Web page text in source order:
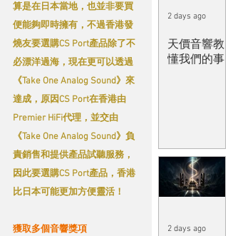
算是在日本當地，也並非要買
便能夠即時擁有，不過香港發
燒友要選購CS Port產品除了不
必漂洋過海，現在更可以透過
《Take One Analog Sound》來
達成，原因CS Port在香港由
Premier HiFi代理，並交由
《Take One Analog Sound》負
責銷售和提供產品試聽服務，
因此要選購CS Port產品，香港
比日本可能更加方便靈活！
獲取多個音響獎項
天價音響教
懂我們的事
2 days ago
2 days ago